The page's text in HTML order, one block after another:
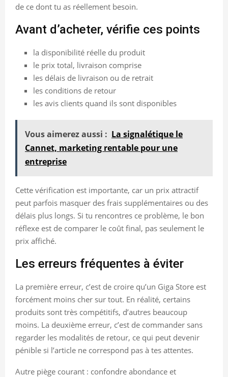
de ce dont tu as réellement besoin.
Avant d’acheter, vérifie ces points
la disponibilité réelle du produit
le prix total, livraison comprise
les délais de livraison ou de retrait
les conditions de retour
les avis clients quand ils sont disponibles
Vous aimerez aussi : La signalétique le
Cannet, marketing rentable pour une
entreprise
Cette vérification est importante, car un prix attractif
peut parfois masquer des frais supplémentaires ou des
délais plus longs. Si tu rencontres ce problème, le bon
réflexe est de comparer le coût final, pas seulement le
prix affiché.
Les erreurs fréquentes à éviter
La première erreur, c’est de croire qu’un Giga Store est
forcément moins cher sur tout. En réalité, certains
produits sont très compétitifs, d’autres beaucoup
moins. La deuxième erreur, c’est de commander sans
regarder les modalités de retour, ce qui peut devenir
pénible si l’article ne correspond pas à tes attentes.
Autre piège courant : confondre abondance et